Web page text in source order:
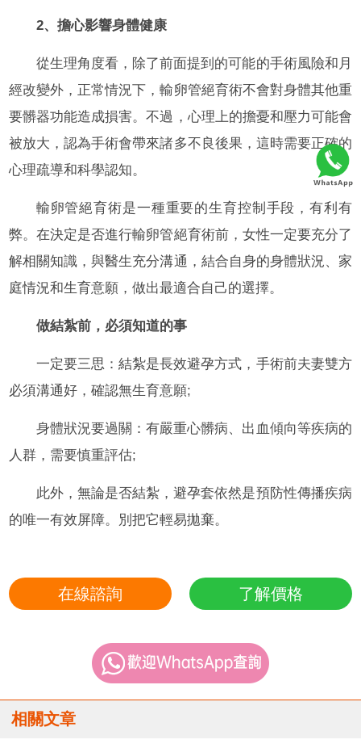
2、擔心影響身體健康
從生理角度看，除了前面提到的可能的手術風險和月
經改變外，正常情況下，輸卵管絕育術不會對身體其他重
要髒器功能造成損害。不過，心理上的擔憂和壓力可能會
被放大，認為手術會帶來諸多不良後果，這時需要正確的
心理疏導和科學認知。
輸卵管絕育術是一種重要的生育控制手段，有利有
弊。在決定是否進行輸卵管絕育術前，女性一定要充分了
解相關知識，與醫生充分溝通，結合自身的身體狀況、家
庭情況和生育意願，做出最適合自己的選擇。
做結紮前，必須知道的事
一定要三思：結紮是長效避孕方式，手術前夫妻雙方
必須溝通好，確認無生育意願;
身體狀況要過關：有嚴重心髒病、出血傾向等疾病的
人群，需要慎重評估;
此外，無論是否結紮，避孕套依然是預防性傳播疾病
的唯一有效屏障。別把它輕易拋棄。
在線諮詢 了解價格
相關文章